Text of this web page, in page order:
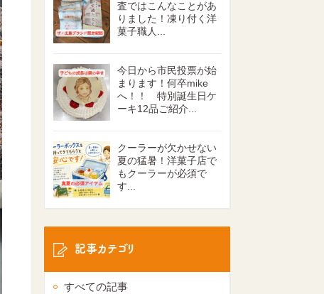
査ではこんなことがあ
りました！凍り付く洋
菓子職人...
今日から市民投票が始
まります！何卒mike
へ！！ 特別誕生日ケ
ーキ12品ご紹介...
クーラーが欠かせない
夏の猛暑！洋菓子店で
もクーラーが必須で
す...
記事カテゴリ
すべての記事